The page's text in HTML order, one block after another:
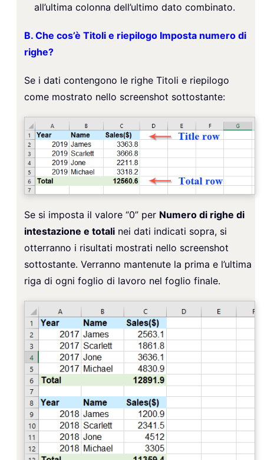
all’ultima colonna dell’ultimo dato combinato.
B. Che cos’è Titoli e riepilogo Imposta numero di
righe?
Se i dati contengono le righe Titoli e riepilogo
come mostrato nello screenshot sottostante:
Se si imposta il valore “0” per Numero di righe di
intestazione e totali nei dati indicati sopra, si
otterranno i risultati mostrati nello screenshot
sottostante. Verranno mantenute la prima e l’ultima
riga di ogni foglio di lavoro nel foglio finale.